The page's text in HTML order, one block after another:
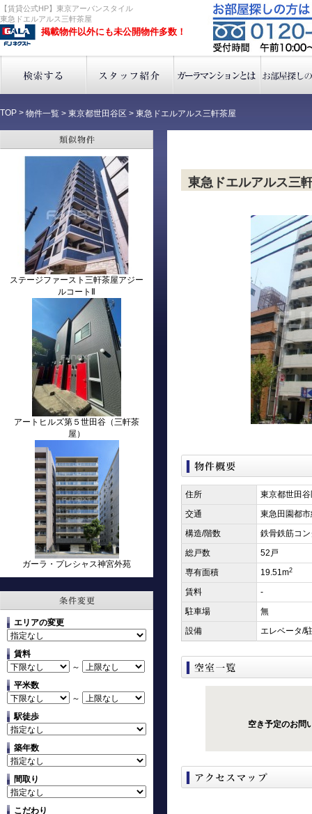
【賃貸公式HP】東京アーバンスタイル
東急ドエルアルス三軒茶屋
掲載物件以外にも未公開物件多数！
TOP > 物件一覧 > 東京都世田谷区 > 東急ドエルアルス三軒茶屋
ステージファースト三軒茶屋アジー
ルコートⅡ
アートヒルズ第５世田谷（三軒茶
屋）
ガーラ・プレシャス神宮外苑
エリアの変更
賃料
～
平米数
～
駅徒歩
築年数
間取り
こだわり
東急ドエルアルス三
住所
東京都世田
交通
東急田園都
構造/階数
鉄骨鉄筋コ
総戸数
52戸
専有面積
19.51m2
賃料
-
駐車場
無
設備
エレベータ/
空き予定のお問